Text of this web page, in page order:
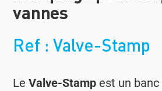
vannes
Ref : Valve-Stamp
LeValve-Stamp est un banc